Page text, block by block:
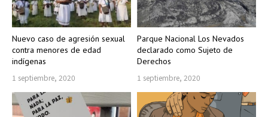
Nuevo caso de agresión sexual
contra menores de edad
indígenas
1 septiembre, 2020
Parque Nacional Los Nevados
declarado como Sujeto de
Derechos
1 septiembre, 2020